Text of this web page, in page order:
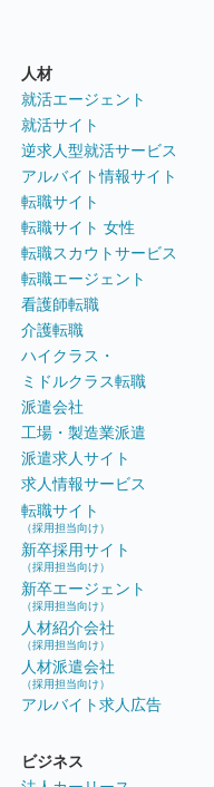
人材
就活エージェント
就活サイト
逆求人型就活サービス
アルバイト情報サイト
転職サイト
転職サイト 女性
転職スカウトサービス
転職エージェント
看護師転職
介護転職
ハイクラス・
ミドルクラス転職
派遣会社
工場・製造業派遣
派遣求人サイト
求人情報サービス
転職サイト
（採用担当向け）
新卒採用サイト
（採用担当向け）
新卒エージェント
（採用担当向け）
人材紹介会社
（採用担当向け）
人材派遣会社
（採用担当向け）
アルバイト求人広告
ビジネス